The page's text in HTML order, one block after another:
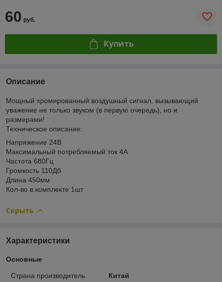
60 руб.
Купить
Описание
Мощный хромированный воздушный сигнал, вызывающий
уважение не только звуком (в первую очередь), но и
размерами!
Техническое описание:
Напряжение 24В
Максимальный потребляемый ток 4А
Частота 680Гц
Громкость 110Дб
Длина 450мм
Кол-во в комплекте 1шт
Скрыть
Характеристики
Основные
Страна производитель Китай